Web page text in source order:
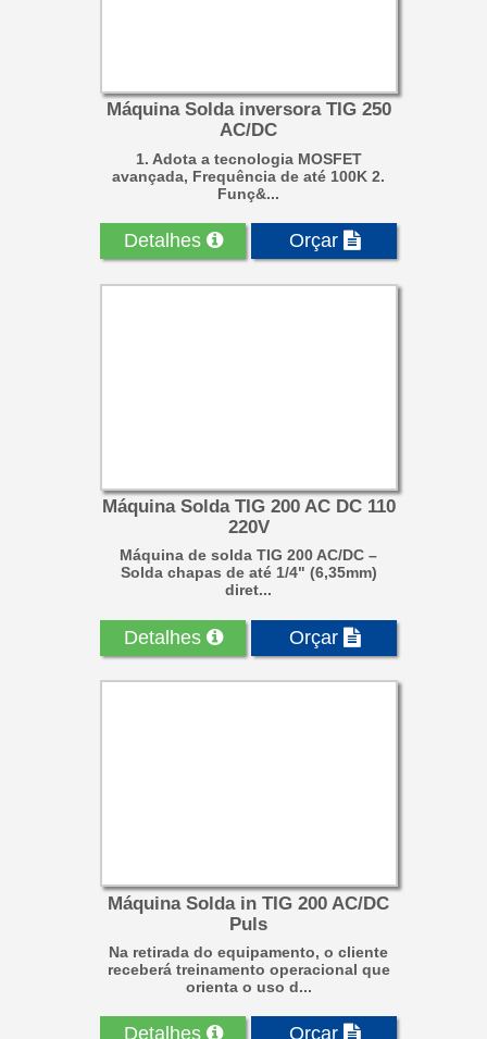
Máquina Solda inversora TIG 250
AC/DC
1. Adota a tecnologia MOSFET
avançada, Frequência de até 100K 2.
Funç&...
Detalhes Orçar
Máquina Solda TIG 200 AC DC 110
220V
Máquina de solda TIG 200 AC/DC –
Solda chapas de até 1/4" (6,35mm)
diret...
Detalhes Orçar
Máquina Solda in TIG 200 AC/DC
Puls
Na retirada do equipamento, o cliente
receberá treinamento operacional que
orienta o uso d...
Detalhes Orçar